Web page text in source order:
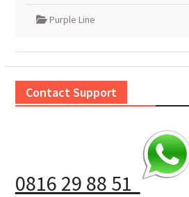
Purple Line
Contact Support
0816 29 88 51